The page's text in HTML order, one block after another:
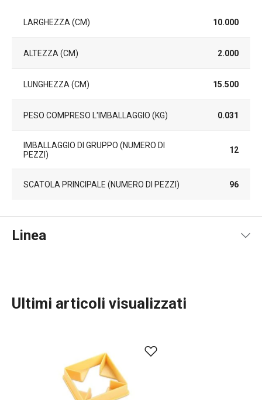
LARGHEZZA (CM) 10.000
ALTEZZA (CM) 2.000
LUNGHEZZA (CM) 15.500
PESO COMPRESO L'IMBALLAGGIO (KG) 0.031
IMBALLAGGIO DI GRUPPO (NUMERO DI
PEZZI)
12
SCATOLA PRINCIPALE (NUMERO DI PEZZI) 96
Linea
Cuocere in forno
Ultimi articoli visualizzati